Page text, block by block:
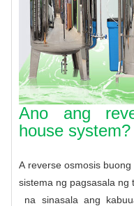
Ano ang
house system?
A reverse osmosis
sistema ng pagsasala ng
na sinasala ang